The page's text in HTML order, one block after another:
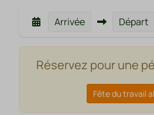
Arrivée Départ
Réservez pour une
Fête du travail